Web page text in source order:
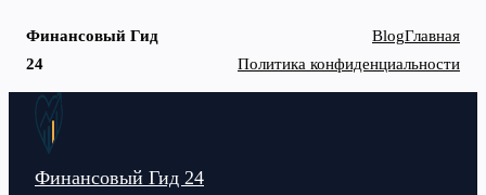
Финансовый Гид
24
BlogГлавная
Политика конфиденциальности
Перейти
Финансовый Гид 24